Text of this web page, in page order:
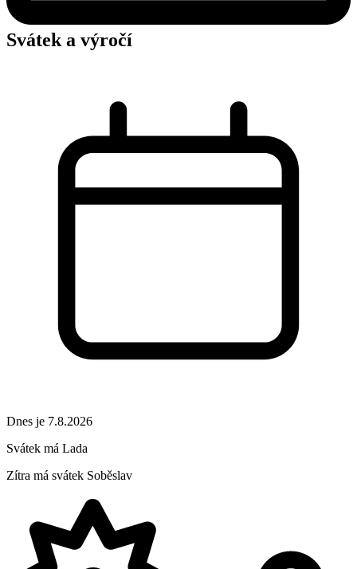
Svátek a výročí
Dnes je 7.8.2026
Svátek má Lada
Zítra má svátek Soběslav